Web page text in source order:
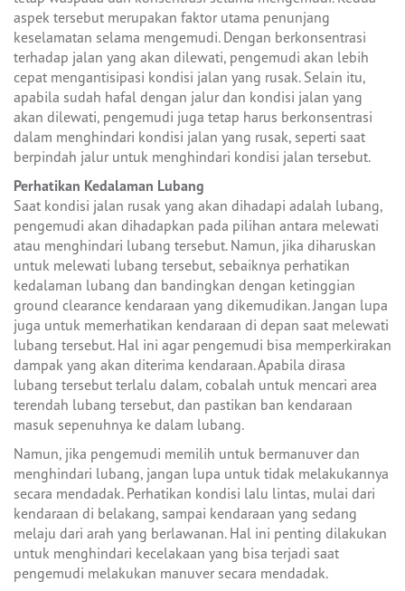
aspek tersebut merupakan faktor utama penunjang
keselamatan selama mengemudi. Dengan berkonsentrasi
terhadap jalan yang akan dilewati, pengemudi akan lebih
cepat mengantisipasi kondisi jalan yang rusak. Selain itu,
apabila sudah hafal dengan jalur dan kondisi jalan yang
akan dilewati, pengemudi juga tetap harus berkonsentrasi
dalam menghindari kondisi jalan yang rusak, seperti saat
berpindah jalur untuk menghindari kondisi jalan tersebut.
Perhatikan Kedalaman Lubang
Saat kondisi jalan rusak yang akan dihadapi adalah lubang,
pengemudi akan dihadapkan pada pilihan antara melewati
atau menghindari lubang tersebut. Namun, jika diharuskan
untuk melewati lubang tersebut, sebaiknya perhatikan
kedalaman lubang dan bandingkan dengan ketinggian
ground clearance kendaraan yang dikemudikan. Jangan lupa
juga untuk memerhatikan kendaraan di depan saat melewati
lubang tersebut. Hal ini agar pengemudi bisa memperkirakan
dampak yang akan diterima kendaraan. Apabila dirasa
lubang tersebut terlalu dalam, cobalah untuk mencari area
terendah lubang tersebut, dan pastikan ban kendaraan
masuk sepenuhnya ke dalam lubang.
Namun, jika pengemudi memilih untuk bermanuver dan
menghindari lubang, jangan lupa untuk tidak melakukannya
secara mendadak. Perhatikan kondisi lalu lintas, mulai dari
kendaraan di belakang, sampai kendaraan yang sedang
melaju dari arah yang berlawanan. Hal ini penting dilakukan
untuk menghindari kecelakaan yang bisa terjadi saat
pengemudi melakukan manuver secara mendadak.